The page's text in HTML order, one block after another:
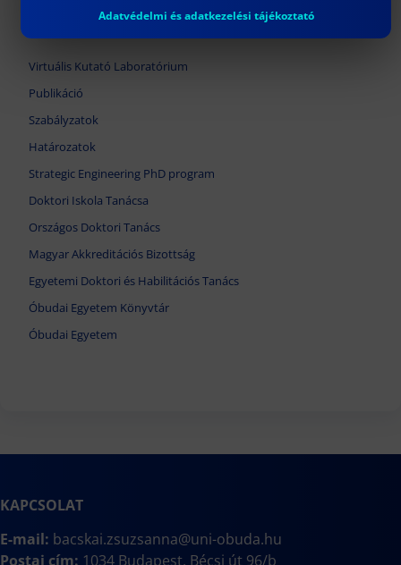
TOVÁBBI LINKEK
Virtuális Kutató Laboratórium
Publikáció
Szabályzatok
Határozatok
Strategic Engineering PhD program
Doktori Iskola Tanácsa
Országos Doktori Tanács
Magyar Akkreditációs Bizottság
Egyetemi Doktori és Habilitációs Tanács
Óbudai Egyetem Könyvtár
Óbudai Egyetem
KAPCSOLAT
E-mail: bacskai.zsuzsanna@uni-obuda.hu
Postai cím: 1034 Budapest, Bécsi út 96/b
Adatvédelmi és adatkezelési tájékoztató